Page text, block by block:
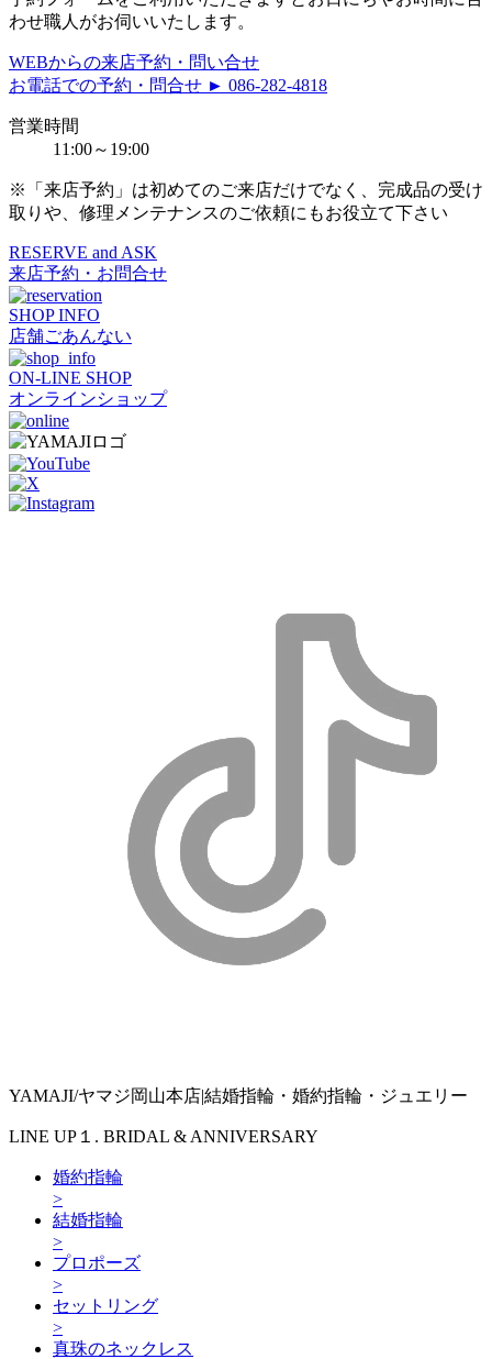
わせ職人がお伺いいたします。
WEBからの来店予約・問い合せ
お電話での予約・問合せ ► 086-282-4818
営業時間
11:00～19:00
※「来店予約」は初めてのご来店だけでなく、完成品の受け
取りや、修理メンテナンスのご依頼にもお役立て下さい
RESERVE and ASK
来店予約・お問合せ
SHOP INFO
店舗ごあんない
ON-LINE SHOP
オンラインショップ
YAMAJI/ヤマジ岡山本店|結婚指輪・婚約指輪・ジュエリー
LINE UP１. BRIDAL & ANNIVERSARY
婚約指輪
>
結婚指輪
>
プロポーズ
>
セットリング
>
真珠のネックレス